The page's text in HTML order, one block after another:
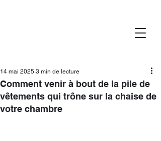
Comment venir à bout de la pile de
vêtements qui trône sur la chaise de
votre chambre
14 mai 2025 3 min de lecture